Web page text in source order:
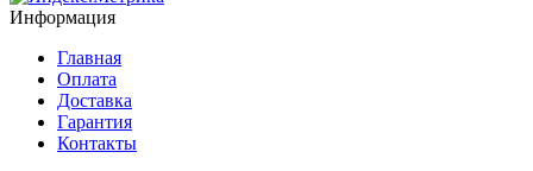
Информация
Главная
Оплата
Доставка
Гарантия
Контакты